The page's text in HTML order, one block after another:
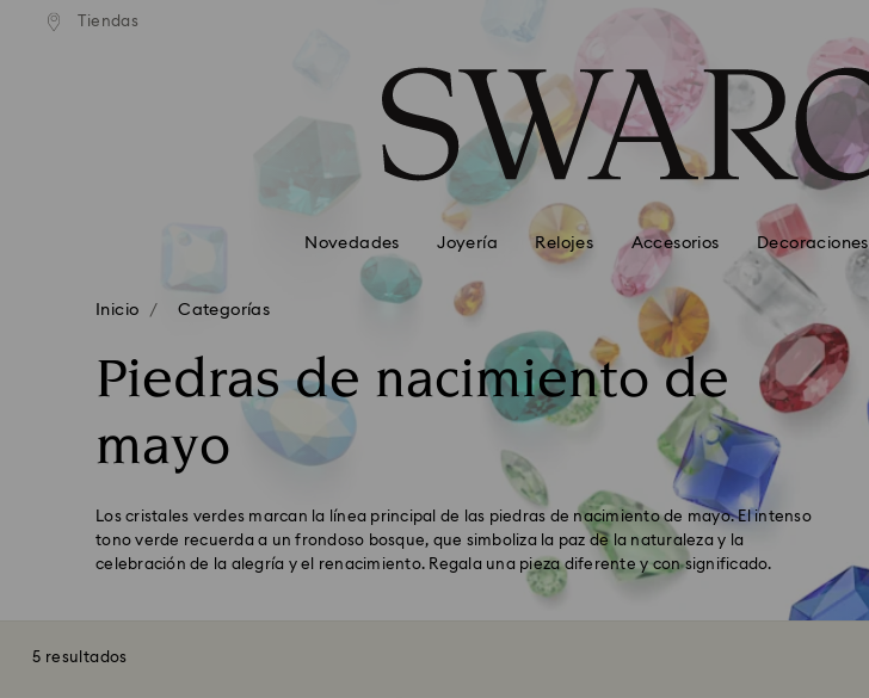
Accesskeys list
Tiendas
Novedades Joyería Relojes Accesorios Decoraciones
Inicio Categorías
Piedras de nacimiento de
mayo
Los cristales verdes marcan la línea principal de las piedras de nacimiento de mayo. El intenso
tono verde recuerda a un frondoso bosque, que simboliza la paz de la naturaleza y la
celebración de la alegría y el renacimiento. Regala una pieza diferente y con significado.
5 resultados